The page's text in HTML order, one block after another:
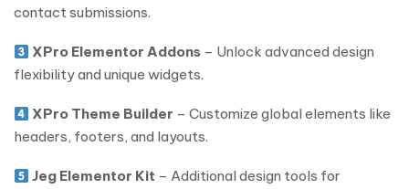
contact submissions.
XPro Elementor Addons – Unlock advanced design
flexibility and unique widgets.
XPro Theme Builder – Customize global elements like
headers, footers, and layouts.
Jeg Elementor Kit – Additional design tools for